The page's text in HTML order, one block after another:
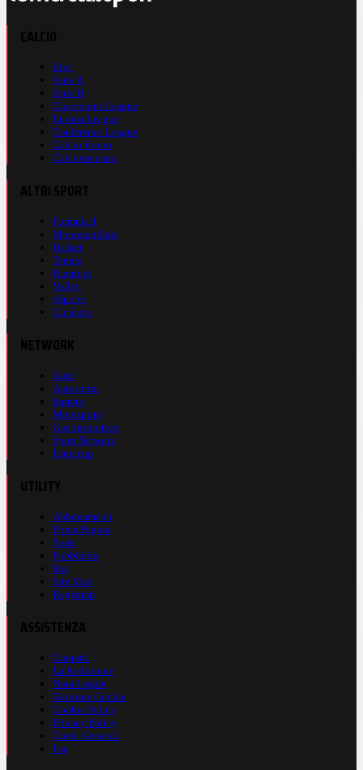
Live
Serie A
Serie B
Champions League
Europa League
Conference League
Calcio Estero
Calciomercato
Formula 1
Motomondiale
Basket
Tennis
Running
Volley
eSports
Ciclismo
Auto
Autosprint
Inmoto
Motosprint
Guerinsportivo
Sport Network
Fantacup
Abbonamenti
Prima Pagina
Store
Pubblicità
Rss
Site Map
Registrati
Contatti
La Redazione
Nota Legale
Gestione Cookie
Cookie Policy
Privacy Policy
Cond. Generali
Faq